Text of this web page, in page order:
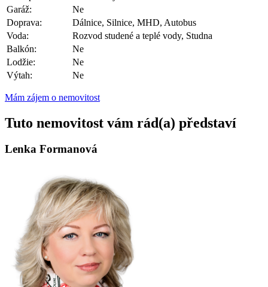
Garáž:
Ne
Doprava:
Dálnice, Silnice, MHD, Autobus
Voda:
Rozvod studené a teplé vody, Studna
Balkón:
Ne
Lodžie:
Ne
Výtah:
Ne
Mám zájem o nemovitost
Tuto nemovitost vám rád(a) představí
Lenka Formanová